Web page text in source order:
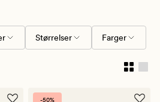
Størrelser Farger
-50%